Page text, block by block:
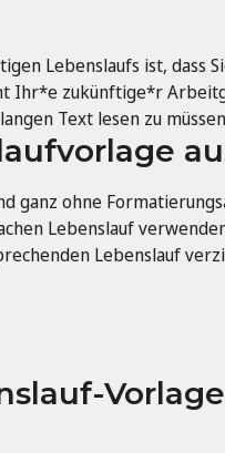
Lebenslaufs ist, dass
Ihr*e zukünftige*r
Text lesen zu
ganz ohne
Lebenslauf
Lebenslauf
Vorlage